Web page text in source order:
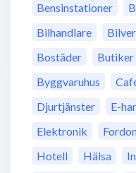
Bensinstationer
Bilhandlare
Bostäder
Butiker
Byggvaruhus
Djurtjänster
E-
Elektronik
Hotell
Hälsa